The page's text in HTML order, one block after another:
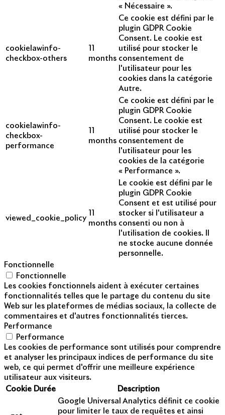
« Nécessaire ».
cookielawinfo-
checkbox-others
months
Ce cookie est défini par le
plugin GDPR Cookie
Consent. Le cookie est
utilisé pour stocker le
consentement de
l'utilisateur pour les
cookies dans la catégorie
Autre.
cookielawinfo-
checkbox-
performance
months
Ce cookie est défini par le
plugin GDPR Cookie
Consent. Le cookie est
utilisé pour stocker le
consentement de
l'utilisateur pour les
cookies de la catégorie
« Performance ».
viewed_cookie_policy
months
Le cookie est défini par le
plugin GDPR Cookie
Consent et est utilisé pour
stocker si l'utilisateur a
consenti ou non à
l'utilisation de cookies. Il
ne stocke aucune donnée
personnelle.
Fonctionnelle
Fonctionnelle
Les cookies fonctionnels aident à exécuter certaines
fonctionnalités telles que le partage du contenu du site
Web sur les plateformes de médias sociaux, la collecte de
commentaires et d'autres fonctionnalités tierces.
Performance
Performance
Les cookies de performance sont utilisés pour comprendre
et analyser les principaux indices de performance du site
web, ce qui permet d'offrir une meilleure expérience
utilisateur aux visiteurs.
Cookie Durée Description
Google Universal Analytics définit ce cookie
pour limiter le taux de requêtes et ainsi